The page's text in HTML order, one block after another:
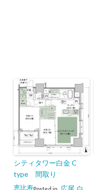
シティタワー白金 C
type 間取り
Posted in
恵比寿 広尾 白